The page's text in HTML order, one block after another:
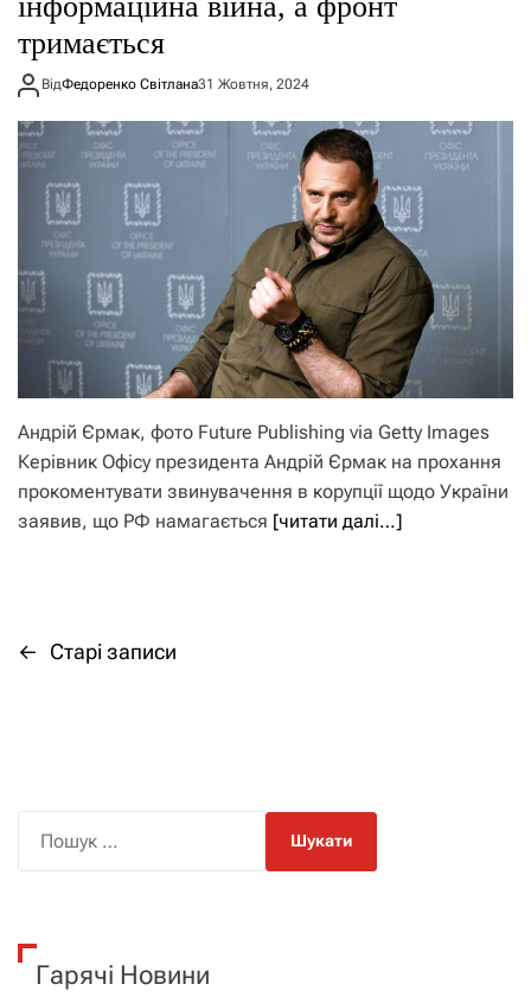
тримається
ВідФедоренко Світлана31 Жовтня, 2024
Андрій Єрмак, фото Future Publishing via Getty Images
Керівник Офісу президента Андрій Єрмак на прохання
прокоментувати звинувачення в корупції щодо України
заявив, що РФ намагається [читати далі…]
Н
і
г
ц
← Старі записи
к
Гарячі Новини